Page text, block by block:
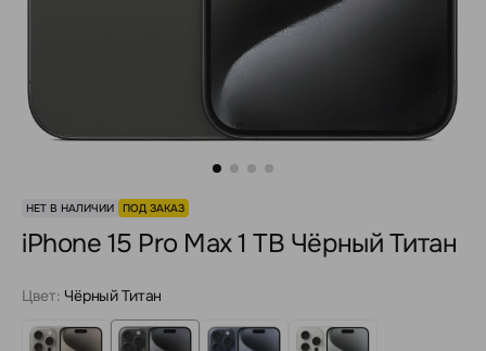
НЕТ В НАЛИЧИИ ПОД ЗАКАЗ
iPhone 15 Pro Max 1 TB Чёрный Титан
Цвет: Чёрный Титан